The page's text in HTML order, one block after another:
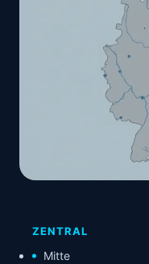
ZENTRAL
Mitte